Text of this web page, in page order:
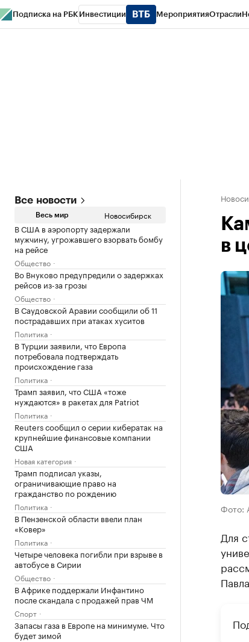
Подписка на РБК Инвестиции МероприятияОтрасли
Все новости
Весь мир Новосибирск
В США в аэропорту задержали
мужчину, угрожавшего взорвать бомбу
на рейсе
Общество
Во Внуково предупредили о задержках
рейсов из-за грозы
Общество
В Саудовской Аравии сообщили об 11
пострадавших при атаках хуситов
Политика
В Турции заявили, что Европа
потребовала подтверждать
происхождение газа
Политика
Трамп заявил, что США «тоже
нуждаются» в ракетах для Patriot
Политика
Reuters сообщил о серии кибератак на
крупнейшие финансовые компании
США
Новая категория
Трамп подписал указы,
ограничивающие право на
гражданство по рождению
Политика
В Пензенской области ввели план
«Ковер»
Политика
Четыре человека погибли при взрыве в
автобусе в Сирии
Общество
В Африке поддержали Инфантино
после скандала с продажей прав ЧМ
Спорт
Запасы газа в Европе на минимуме. Что
будет зимой
в
Фото:
Для